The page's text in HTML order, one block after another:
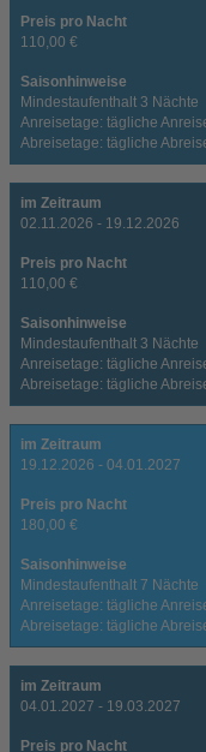
Preis pro Nacht
110,00 €
Saisonhinweise
Mindestaufenthalt 3 Nächte
Anreisetage: tägliche
Abreisetage: tägliche
im Zeitraum
02.11.2026 - 19.12.2026
Preis pro Nacht
110,00 €
Saisonhinweise
Mindestaufenthalt 3 Nächte
Anreisetage: tägliche
Abreisetage: tägliche
im Zeitraum
19.12.2026 - 04.01.2027
Preis pro Nacht
180,00 €
Saisonhinweise
Mindestaufenthalt 7 Nächte
Anreisetage: tägliche
Abreisetage: tägliche
im Zeitraum
04.01.2027 - 19.03.2027
Preis pro Nacht